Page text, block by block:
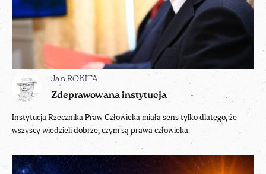
Jan ROKITA
Zdeprawowana instytucja
Instytucja Rzecznika Praw Człowieka miała sens tylko dlatego, że
wszyscy wiedzieli dobrze, czym są prawa człowieka.